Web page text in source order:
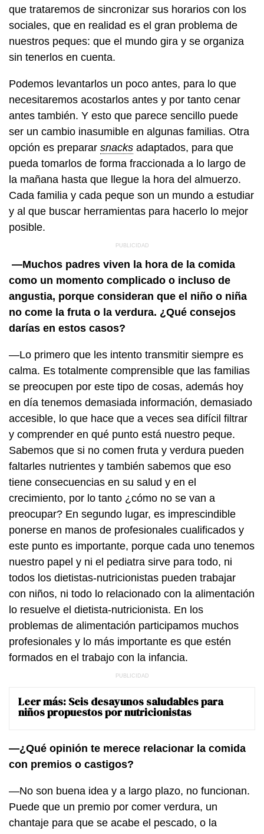
que trataremos de sincronizar sus horarios con los
sociales, que en realidad es el gran problema de
nuestros peques: que el mundo gira y se organiza
sin tenerlos en cuenta.
Podemos levantarlos un poco antes, para lo que
necesitaremos acostarlos antes y por tanto cenar
antes también. Y esto que parece sencillo puede
ser un cambio inasumible en algunas familias. Otra
opción es preparar snacks adaptados, para que
pueda tomarlos de forma fraccionada a lo largo de
la mañana hasta que llegue la hora del almuerzo.
Cada familia y cada peque son un mundo a estudiar
y al que buscar herramientas para hacerlo lo mejor
posible.
—Muchos padres viven la hora de la comida
como un momento complicado o incluso de
angustia, porque consideran que el niño o niña
no come la fruta o la verdura. ¿Qué consejos
darías en estos casos?
—Lo primero que les intento transmitir siempre es
calma. Es totalmente comprensible que las familias
se preocupen por este tipo de cosas, además hoy
en día tenemos demasiada información, demasiado
accesible, lo que hace que a veces sea difícil filtrar
y comprender en qué punto está nuestro peque.
Sabemos que si no comen fruta y verdura pueden
faltarles nutrientes y también sabemos que eso
tiene consecuencias en su salud y en el
crecimiento, por lo tanto ¿cómo no se van a
preocupar? En segundo lugar, es imprescindible
ponerse en manos de profesionales cualificados y
este punto es importante, porque cada uno tenemos
nuestro papel y ni el pediatra sirve para todo, ni
todos los dietistas-nutricionistas pueden trabajar
con niños, ni todo lo relacionado con la alimentación
lo resuelve el dietista-nutricionista. En los
problemas de alimentación participamos muchos
profesionales y lo más importante es que estén
formados en el trabajo con la infancia.
Leer más: Seis desayunos saludables para
niños propuestos por nutricionistas
—¿Qué opinión te merece relacionar la comida
con premios o castigos?
—No son buena idea y a largo plazo, no funcionan.
Puede que un premio por comer verdura, un
chantaje para que se acabe el pescado, o la